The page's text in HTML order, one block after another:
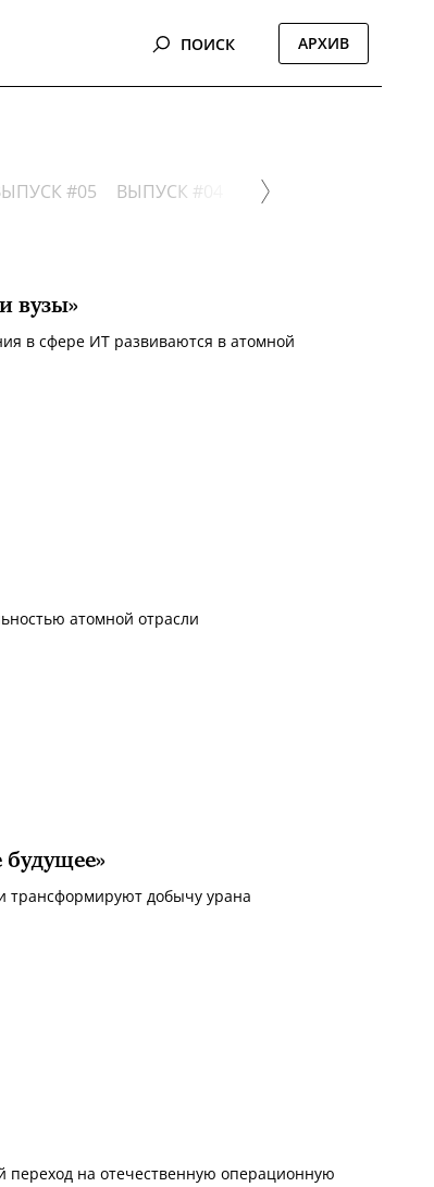
ПОИСК АРХИВ
2015 2014 2013
#05 ВЫПУСК #04 ВЫПУСК #03
вузы»
в сфере ИТ развиваются в атомной
атомной отрасли
трансформируют добычу урана
переход на отечественную операционную